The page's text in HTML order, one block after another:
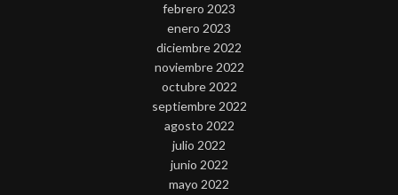
febrero 2023
enero 2023
diciembre 2022
noviembre 2022
octubre 2022
septiembre 2022
agosto 2022
julio 2022
junio 2022
mayo 2022